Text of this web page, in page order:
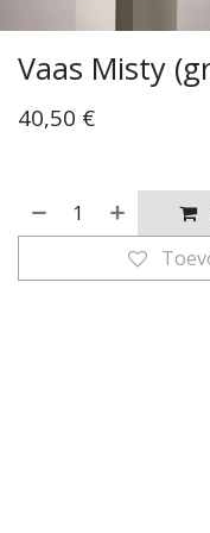
Vaas Misty
40,50 €